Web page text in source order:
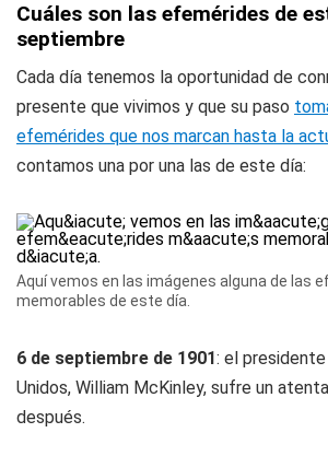
Cuáles son las efemérides de
septiembre
Cada día tenemos la oportunidad de
presente que vivimos y que su paso
efemérides que nos marcan hasta la
contamos una por una las de este día:
Aquí vemos en las imágenes alguna de las
memorables de este día.
6 de septiembre de 1901: el
Unidos, William McKinley, sufre un
después.